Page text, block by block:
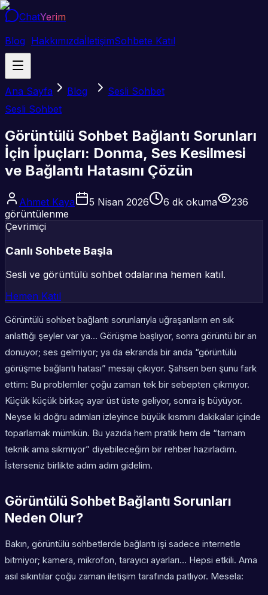
ChatYerim
Blog HakkımızdaİletişimSohbete Katıl
Ana Sayfa Blog
Sesli Sohbet
Sesli Sohbet
Görüntülü Sohbet Bağlantı Sorunları
İçin İpuçları: Donma, Ses Kesilmesi
ve Bağlantı Hatasını Çözün
Ahmet Kaya 5 Nisan 2026 6 dk okuma
236
görüntülenme
Çevrimiçi
Canlı Sohbete Başla
Sesli ve görüntülü sohbet odalarına hemen katıl.
Hemen Katıl
Görüntülü sohbet bağlantı sorunlarıyla uğraşanların en sık
anlattığı şeyler var ya… Görüşme başlıyor, sonra görüntü bir an
donuyor; ses gelmiyor; ya da ekranda bir anda “görüntülü
görüşme bağlantı hatası” mesajı çıkıyor. Şahsen ben şunu fark
ettim: Bu problemler çoğu zaman tek bir sebepten çıkmıyor.
Küçük küçük birkaç ayar üst üste geliyor, sonra iş büyüyor.
Neyse ki doğru adımları izleyince büyük kısmını dakikalar içinde
toparlamak mümkün. Bu yazıda hem pratik hem de “tamam
teknik ama sıkmıyor” diyebileceğim bir rehber hazırladım.
İsterseniz birlikte adım adım gidelim.
Görüntülü Sohbet Bağlantı Sorunları
Neden Olur?
Bakın, görüntülü sohbetlerde bağlantı işi sadece internetle
bitmiyor; kamera, mikrofon, tarayıcı ayarları… Hepsi etkili. Ama
asıl sıkıntılar çoğu zaman iletişim tarafında patlıyor. Mesela: